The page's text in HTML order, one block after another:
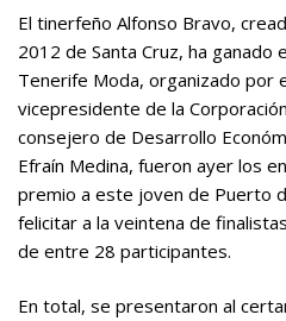
El tinerfeño Alfonso Bravo,
2012 de Santa Cruz, ha ganado
Tenerife Moda, organizado por
vicepresidente de la
consejero de Desarrollo
Efraín Medina, fueron ayer los
premio a este joven de Puerto
felicitar a la veintena de
de entre 28 participantes.
En total, se presentaron al